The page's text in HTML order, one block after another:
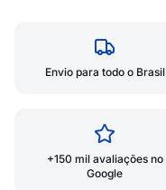
Envio para todo o Brasil
+150 mil avaliações no
Google